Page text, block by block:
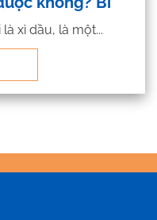
xì dầu, là một...